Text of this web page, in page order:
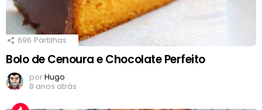
696 Partilhas
Bolo de Cenoura e Chocolate Perfeito
porHugo
8 anos atrás